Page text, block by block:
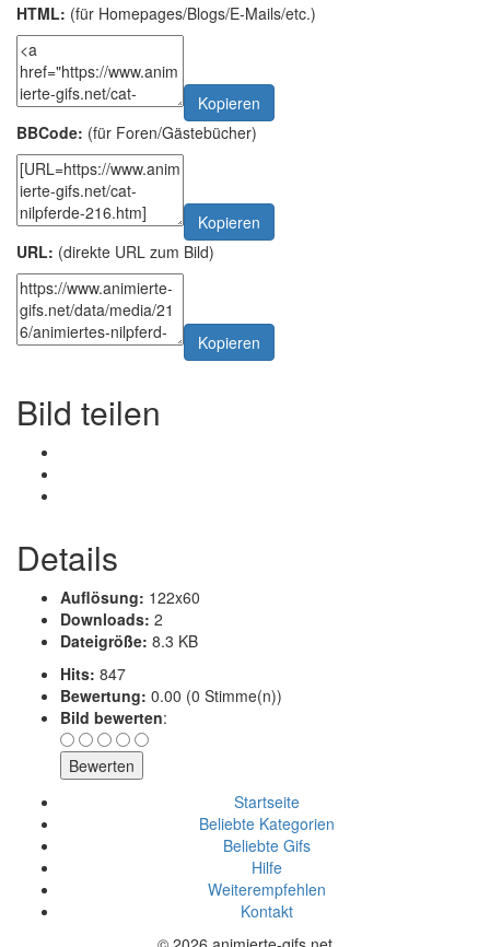
HTML: (für Homepages/Blogs/E-Mails/etc.)
Kopieren
BBCode: (für Foren/Gästebücher)
Kopieren
URL: (direkte URL zum Bild)
Kopieren
Bild teilen
Details
Auflösung: 122x60
Downloads: 2
Dateigröße: 8.3 KB
Hits: 847
Bewertung: 0.00 (0 Stimme(n))
Bild bewerten:
Startseite
Beliebte Kategorien
Beliebte Gifs
Hilfe
Weiterempfehlen
Kontakt